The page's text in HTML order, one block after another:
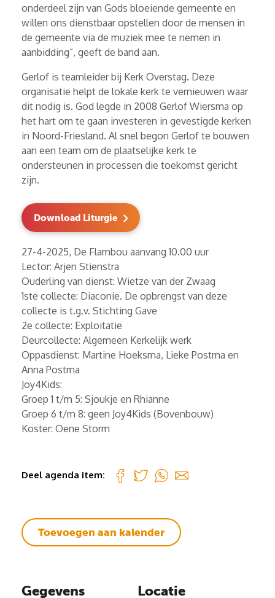
onderdeel zijn van Gods bloeiende gemeente en
willen ons dienstbaar opstellen door de mensen in
de gemeente via de muziek mee te nemen in
aanbidding”, geeft de band aan.
Gerlof is teamleider bij Kerk Overstag. Deze
organisatie helpt de lokale kerk te vernieuwen waar
dit nodig is. God legde in 2008 Gerlof Wiersma op
het hart om te gaan investeren in gevestigde kerken
in Noord-Friesland. Al snel begon Gerlof te bouwen
aan een team om de plaatselijke kerk te
ondersteunen in processen die toekomst gericht
zijn.
Download Liturgie
27-4-2025, De Flambou aanvang 10.00 uur
Lector: Arjen Stienstra
Ouderling van dienst: Wietze van der Zwaag
1ste collecte: Diaconie. De opbrengst van deze
collecte is t.g.v. Stichting Gave
2e collecte: Exploitatie
Deurcollecte: Algemeen Kerkelijk werk
Oppasdienst: Martine Hoeksma, Lieke Postma en
Anna Postma
Joy4Kids:
Groep 1 t/m 5: Sjoukje en Rhianne
Groep 6 t/m 8: geen Joy4Kids (Bovenbouw)
Koster: Oene Storm
Deel agenda item:
Toevoegen aan kalender
Gegevens Locatie